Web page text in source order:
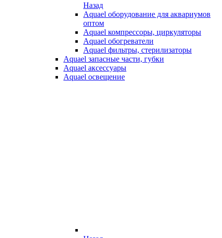
Назад
Aquael оборудование для аквариумов
оптом
Aquael компрессоры, циркуляторы
Aquael обогреватели
Aquael фильтры, стерилизаторы
Aquael запасные части, губки
Aquael аксессуары
Aquael освещение